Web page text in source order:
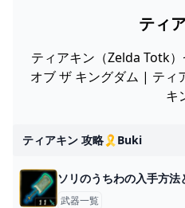
ティ
ティアキン（Zelda Totk
オブ ザ キングダム | ティ
キ
ティアキン 攻略🎗️buki
ソリのうちわの入手方法
武器一覧